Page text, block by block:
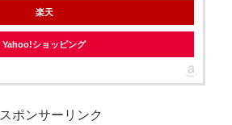
楽天
Yahoo!ショッピング
スポンサーリンク